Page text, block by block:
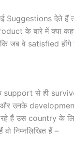
देते हैं तो
के बारे में क्या
जब वे satisfied
से ही
उनके
रहे हैं उस country के
निम्नलिखित हैं –